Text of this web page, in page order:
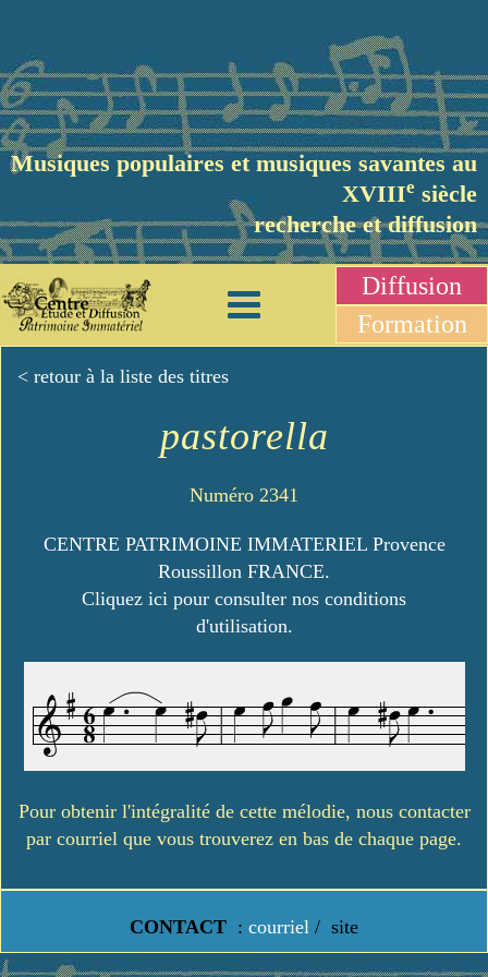
Musiques populaires et musiques savantes au
XVIIIe siècle
recherche et diffusion
Diffusion
Formation
< retour à la liste des titres
pastorella
Numéro 2341
CENTRE PATRIMOINE IMMATERIEL Provence
Roussillon FRANCE.
Cliquez ici pour consulter nos conditions
d'utilisation.
Pour obtenir l'intégralité de cette mélodie, nous contacter
par courriel que vous trouverez en bas de chaque page.
CONTACT : courriel / site
https://www.lavielledanstoussesetats.fr